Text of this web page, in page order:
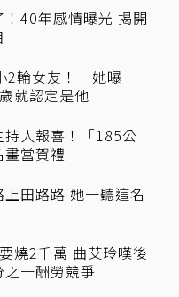
40年感情曝光 揭開
2輪女友！ 她曝
就認定是他
持人報喜！「185公
當賀禮
田路路 她一聽這名
燒2千萬 曲艾玲嘆後
一酬勞競爭